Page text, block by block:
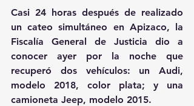
Casi 24 horas después de realizado
un cateo simultáneo en Apizaco, la
Fiscalía General de Justicia dio a
conocer ayer por la noche que
recuperó dos vehículos: un Audi,
modelo 2018, color plata; y una
camioneta Jeep, modelo 2015.